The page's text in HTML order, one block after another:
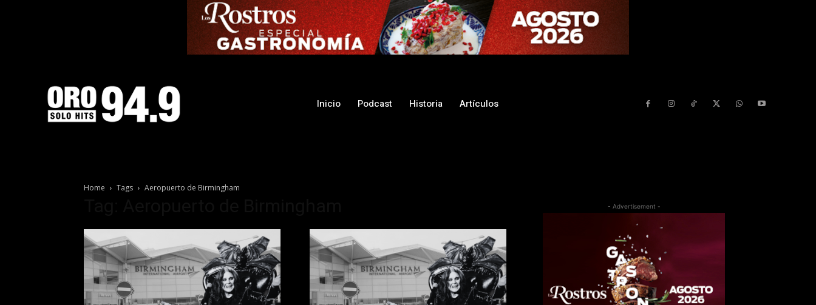
Inicio Podcast Historia Artículos
Home Tags Aeropuerto de Birmingham
- Advertisement -